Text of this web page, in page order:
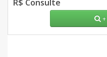
R$ Consulte